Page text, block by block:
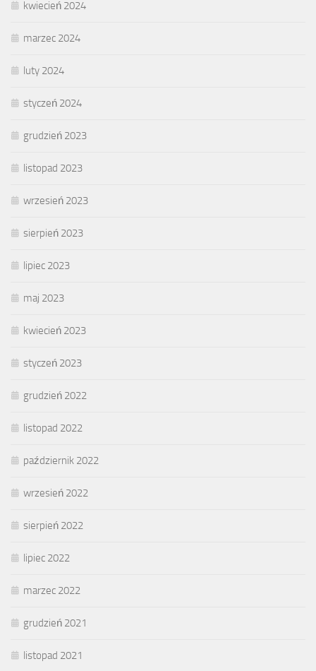
kwiecień 2024
marzec 2024
luty 2024
styczeń 2024
grudzień 2023
listopad 2023
wrzesień 2023
sierpień 2023
lipiec 2023
maj 2023
kwiecień 2023
styczeń 2023
grudzień 2022
listopad 2022
październik 2022
wrzesień 2022
sierpień 2022
lipiec 2022
marzec 2022
grudzień 2021
listopad 2021